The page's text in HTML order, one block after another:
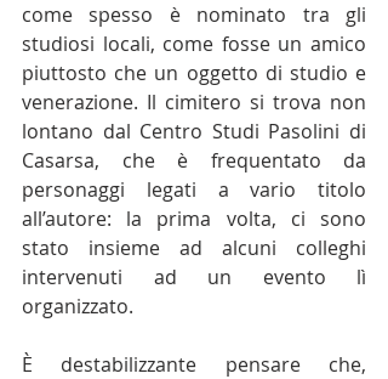
come spesso è nominato tra gli
studiosi locali, come fosse un amico
piuttosto che un oggetto di studio e
venerazione. Il cimitero si trova non
lontano dal Centro Studi Pasolini di
Casarsa, che è frequentato da
personaggi legati a vario titolo
all’autore: la prima volta, ci sono
stato insieme ad alcuni colleghi
intervenuti ad un evento lì
organizzato.
È destabilizzante pensare che,